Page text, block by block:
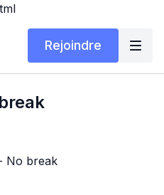
Rejoindre
No break